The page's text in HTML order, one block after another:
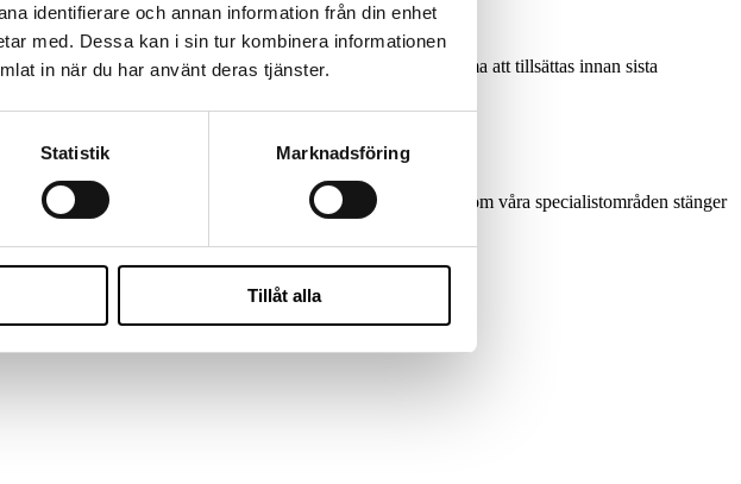
identifierare och annan information från din enhet
med. Dessa kan i sin tur kombinera informationen
in när du har använt deras tjänster.
Statistik Marknadsföring
Tillåt alla
I konsultvärlden går det ofta snabbt och tjänsten kan komma att tillsättas innan sista
konsultlösningar, rekrytering och strategiska tjänster inom våra specialistområden stänger
växa hållbart. Go the Wise Way.